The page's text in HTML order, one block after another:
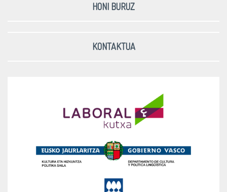
HONI BURUZ
KONTAKTUA